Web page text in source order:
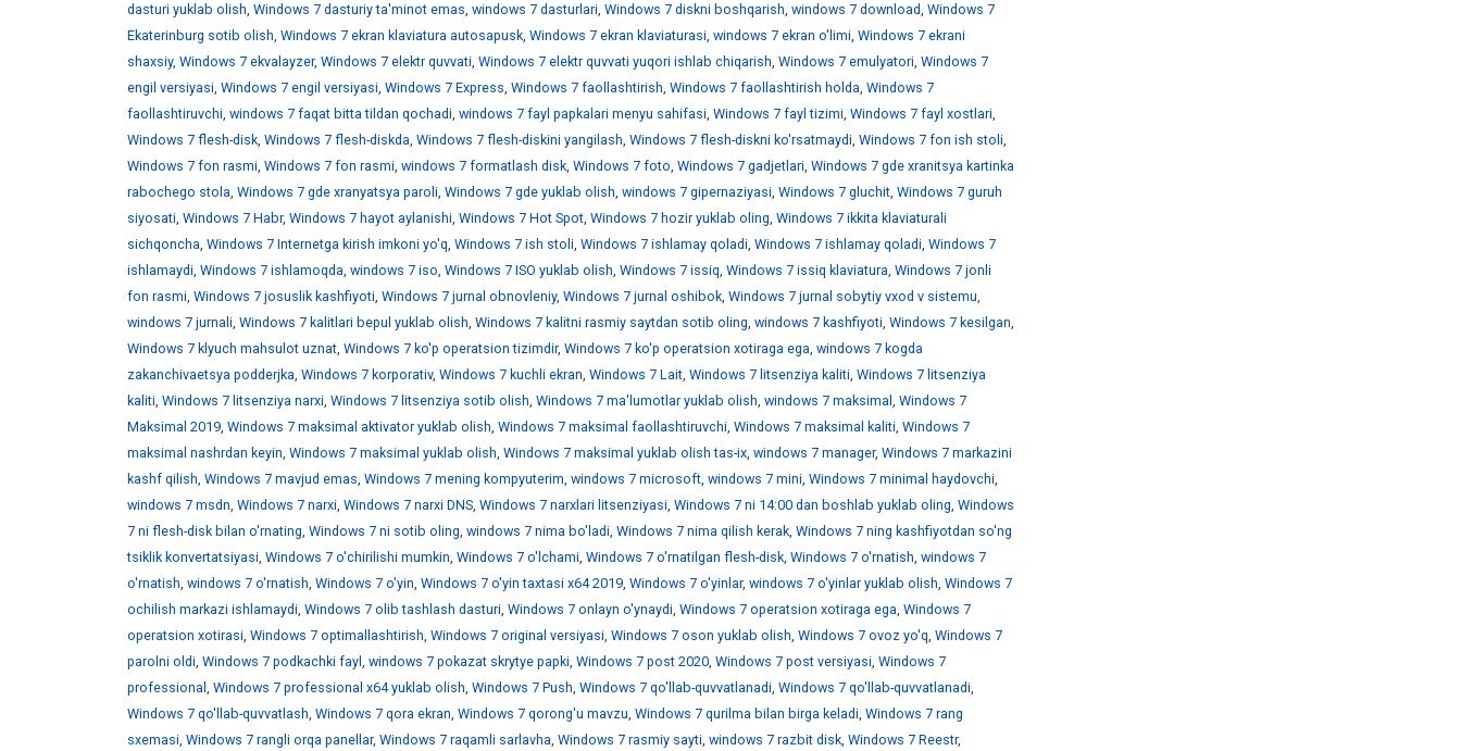
dasturi yuklab olish, Windows 7 dasturiy ta'minot emas, windows 7 dasturlari, Windows 7 diskni boshqarish, windows 7 download, Windows 7
Ekaterinburg sotib olish, Windows 7 ekran klaviatura autosapusk, Windows 7 ekran klaviaturasi, windows 7 ekran o'limi, Windows 7 ekrani
shaxsiy, Windows 7 ekvalayzer, Windows 7 elektr quvvati, Windows 7 elektr quvvati yuqori ishlab chiqarish, Windows 7 emulyatori, Windows 7
engil versiyasi, Windows 7 engil versiyasi, Windows 7 Express, Windows 7 faollashtirish, Windows 7 faollashtirish holda, Windows 7
faollashtiruvchi, windows 7 faqat bitta tildan qochadi, windows 7 fayl papkalari menyu sahifasi, Windows 7 fayl tizimi, Windows 7 fayl xostlari,
Windows 7 flesh-disk, Windows 7 flesh-diskda, Windows 7 flesh-diskini yangilash, Windows 7 flesh-diskni ko'rsatmaydi, Windows 7 fon ish stoli,
Windows 7 fon rasmi, Windows 7 fon rasmi, windows 7 formatlash disk, Windows 7 foto, Windows 7 gadjetlari, Windows 7 gde xranitsya kartinka
rabochego stola, Windows 7 gde xranyatsya paroli, Windows 7 gde yuklab olish, windows 7 gipernaziyasi, Windows 7 gluchit, Windows 7 guruh
siyosati, Windows 7 Habr, Windows 7 hayot aylanishi, Windows 7 Hot Spot, Windows 7 hozir yuklab oling, Windows 7 ikkita klaviaturali
sichqoncha, Windows 7 Internetga kirish imkoni yo'q, Windows 7 ish stoli, Windows 7 ishlamay qoladi, Windows 7 ishlamay qoladi, Windows 7
ishlamaydi, Windows 7 ishlamoqda, windows 7 iso, Windows 7 ISO yuklab olish, Windows 7 issiq, Windows 7 issiq klaviatura, Windows 7 jonli
fon rasmi, Windows 7 josuslik kashfiyoti, Windows 7 jurnal obnovleniy, Windows 7 jurnal oshibok, Windows 7 jurnal sobytiy vxod v sistemu,
windows 7 jurnali, Windows 7 kalitlari bepul yuklab olish, Windows 7 kalitni rasmiy saytdan sotib oling, windows 7 kashfiyoti, Windows 7 kesilgan,
Windows 7 klyuch mahsulot uznat, Windows 7 ko'p operatsion tizimdir, Windows 7 ko'p operatsion xotiraga ega, windows 7 kogda
zakanchivaetsya podderjka, Windows 7 korporativ, Windows 7 kuchli ekran, Windows 7 Lait, Windows 7 litsenziya kaliti, Windows 7 litsenziya
kaliti, Windows 7 litsenziya narxi, Windows 7 litsenziya sotib olish, Windows 7 ma'lumotlar yuklab olish, windows 7 maksimal , Windows 7
Maksimal 2019, Windows 7 maksimal aktivator yuklab olish, Windows 7 maksimal faollashtiruvchi, Windows 7 maksimal kaliti, Windows 7
maksimal nashrdan keyin, Windows 7 maksimal yuklab olish, Windows 7 maksimal yuklab olish tas-ix, windows 7 manager, Windows 7 markazini
kashf qilish, Windows 7 mavjud emas, Windows 7 mening kompyuterim, windows 7 microsoft, windows 7 mini, Windows 7 minimal haydovchi,
windows 7 msdn, Windows 7 narxi, Windows 7 narxi DNS, Windows 7 narxlari litsenziyasi, Windows 7 ni 14:00 dan boshlab yuklab oling, Windows
7 ni flesh-disk bilan o'rnating, Windows 7 ni sotib oling, windows 7 nima bo'ladi, Windows 7 nima qilish kerak, Windows 7 ning kashfiyotdan so'ng
tsiklik konvertatsiyasi, Windows 7 o'chirilishi mumkin, Windows 7 o'lchami, Windows 7 o'rnatilgan flesh-disk, Windows 7 o'rnatish, windows 7
o'rnatish, windows 7 o'rnatish, Windows 7 o'yin, Windows 7 o'yin taxtasi x64 2019, Windows 7 o'yinlar, windows 7 o'yinlar yuklab olish, Windows 7
ochilish markazi ishlamaydi, Windows 7 olib tashlash dasturi, Windows 7 onlayn o'ynaydi, Windows 7 operatsion xotiraga ega, Windows 7
operatsion xotirasi, Windows 7 optimallashtirish, Windows 7 original versiyasi, Windows 7 oson yuklab olish, Windows 7 ovoz yo'q, Windows 7
parolni oldi, Windows 7 podkachki fayl , windows 7 pokazat skrytye papki, Windows 7 post 2020, Windows 7 post versiyasi, Windows 7
professional , Windows 7 professional x64 yuklab olish, Windows 7 Push, Windows 7 qo'llab-quvvatlanadi, Windows 7 qo'llab-quvvatlanadi,
Windows 7 qo'llab-quvvatlash, Windows 7 qora ekran, Windows 7 qorong'u mavzu, Windows 7 qurilma bilan birga keladi, Windows 7 rang
sxemasi, Windows 7 rangli orqa panellar, Windows 7 raqamli sarlavha, Windows 7 rasmiy sayti, windows 7 razbit disk, Windows 7 Reestr,